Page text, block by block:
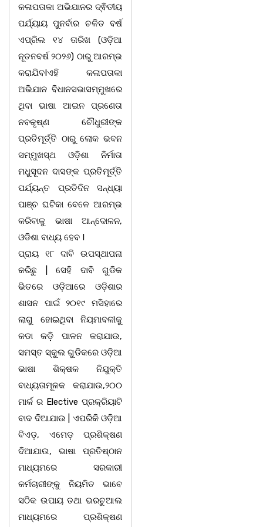
କଳାପତାକା ଅଭିଯାନର ଦ୍ଵିତୀୟ
ପର୍ଯ୍ୟାୟ ପୁନର୍ବାର ଚଳିତ ବର୍ଷ
ଏପ୍ରିଲ ୧୪ ତାରିଖ (ଓଡ଼ିଆ
ନୂତନବର୍ଷ ୨୦୨୬) ଠାରୁ ଆରମ୍ଭ
କରାଯିବIଏହି କଳାପତାକା
ଅଭିଯାନ ବିଧାନସଭାସମ୍ମୁଖରେ
ଥିବା ଭାଷା ଆଇନ ପ୍ରଣେତା
ନବକୃଷ୍ଣ ଚୌଧୁରୀଙ୍କ
ପ୍ରତିମୂର୍ତ୍ତି ଠାରୁ ଲୋକ ଭବନ
ସମ୍ମୁଖସ୍ଥ ଓଡ଼ିଶା ନିର୍ମାତା
ମଧୁସୂଦନ ଦାସଙ୍କ ପ୍ରତିମୂର୍ତ୍ତି
ପର୍ଯ୍ୟନ୍ତ ପ୍ରତିଦିନ ସନ୍ଧ୍ୟା
ପାଞ୍ଚ ଘଟିକା ବେଳେ ଆରମ୍ଭ
କରିବାକୁ ଭାଷା ଆନ୍ଦୋଳନ,
ଓଡିଶା ବାଧ୍ୟ ହେବ I
ପ୍ରାୟ ୧୮ ଦାବି ଉପସ୍ଥାପନା
କରିଛୁ | ସେହି ଦାବି ଗୁଡିକ
ଭିତରେ ଓଡ଼ିଆରେ ଓଡ଼ିଶାର
ଶାସନ ପାଇଁ ୨୦୧୯ ମସିହାରେ
ଲାଗୁ ହୋଇଥିବା ନିୟମାବଳୀକୁ
କଡା କଡ଼ି ପାଳନ କରାଯାଉ,
ସମସ୍ତ ସ୍କୁଲ ଗୁଡିକରେ ଓଡ଼ିଆ
ଭାଷା ଶିକ୍ଷକ ନିଯୁକ୍ତି
ବାଧ୍ୟତାମୂଳକ କରାଯାଉ,୨୦୦
ମାର୍କ ର Elective ପ୍ରକ୍ରିୟାଟି
ବାଦ ଦିଆଯାଉ | ଏପରିକି ଓଡ଼ିଆ
ବିଏଡ଼, ଏମେଡ଼ ପ୍ରଶିକ୍ଷଣ
ଦିଆଯାଉ, ଭାଷା ପ୍ରତିଷ୍ଠାନ
ମାଧ୍ୟମରେ ସରକାରୀ
କର୍ମଚାରୀଙ୍କୁ ନିୟମିତ ଭାବେ
ସଠିକ ଉପାୟ ତଥା ଭରଚୁଆଲ
ମାଧ୍ୟମରେ ପ୍ରଶିକ୍ଷଣ